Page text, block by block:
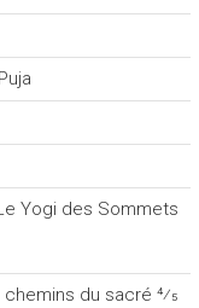
Yogi des Sommets
du sacré 4⁄5